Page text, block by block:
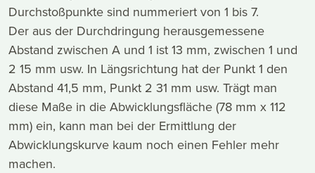
Durchstoßpunkte sind nummeriert von 1 bis 7.
Der aus der Durchdringung herausgemessene
Abstand zwischen A und 1 ist 13 mm, zwischen 1 und
2 15 mm usw. In Längsrichtung hat der Punkt 1 den
Abstand 41,5 mm, Punkt 2 31 mm usw. Trägt man
diese Maße in die Abwicklungsfläche (78 mm x 112
mm) ein, kann man bei der Ermittlung der
Abwicklungskurve kaum noch einen Fehler mehr
machen.